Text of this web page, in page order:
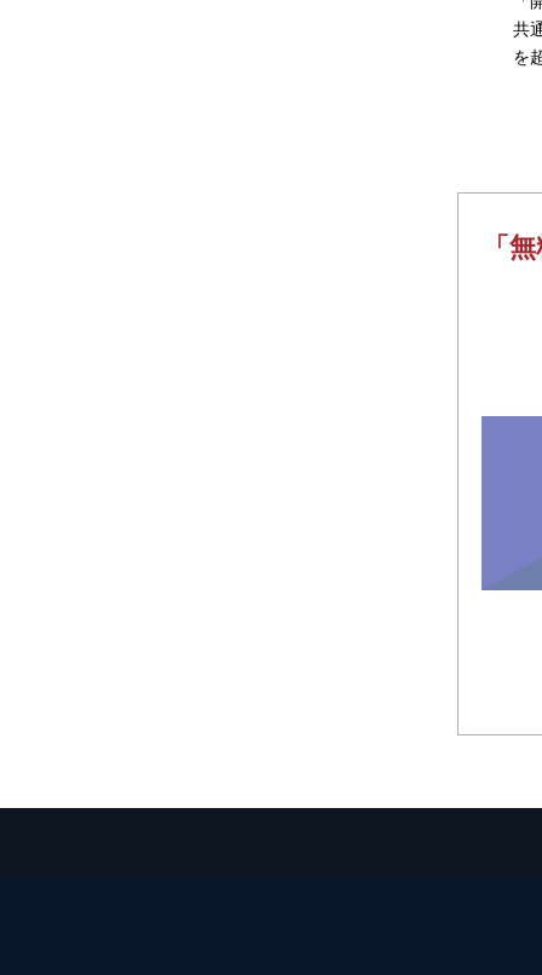
共
を
「